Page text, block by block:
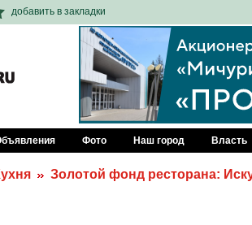
добавить в закладки
Фото Наш город Власть
Золотой фонд ресторана: